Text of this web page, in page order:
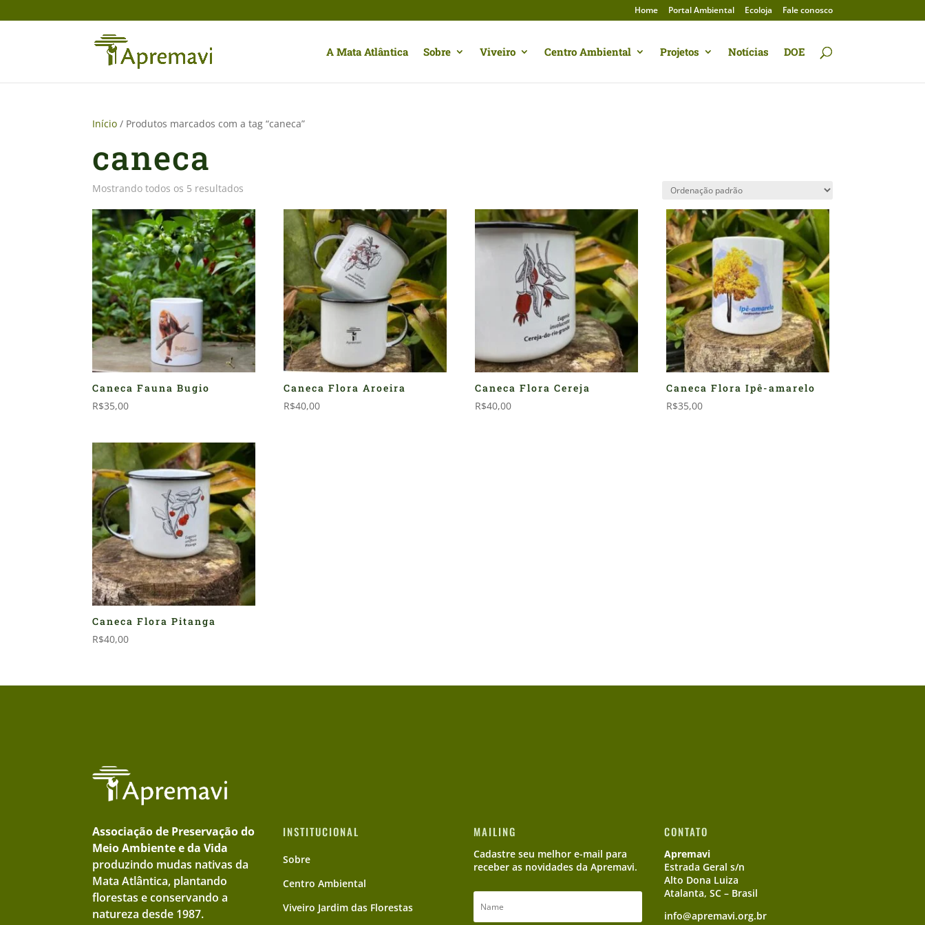
Home Portal Ambiental Ecoloja Fale conosco
A Mata Atlântica Sobre Viveiro Centro Ambiental Projetos Notícias DOE
Início / Produtos marcados com a tag “caneca”
caneca
Mostrando todos os 5 resultados
Caneca Fauna Bugio
R$35,00
Caneca Flora Aroeira
R$40,00
Caneca Flora Cereja
R$40,00
Caneca Flora Ipê-amarelo
R$35,00
Caneca Flora Pitanga
R$40,00
Associação de Preservação do
Meio Ambiente e da Vida
produzindo mudas nativas da
Mata Atlântica, plantando
florestas e conservando a
natureza desde 1987.
INSTITUCIONAL
Sobre
Centro Ambiental
Viveiro Jardim das Florestas
MAILING
Cadastre seu melhor e-mail para
receber as novidades da Apremavi.
CONTATO
Apremavi
Estrada Geral s/n
Alto Dona Luiza
Atalanta, SC – Brasil
info@apremavi.org.br